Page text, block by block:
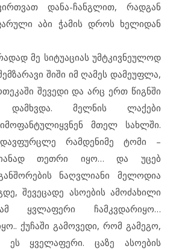
დანა-ჩანგლით, რადგან
აბი ჭამის დროს ხელიდან
მე სიტუაციას უმტკივნეულოდ
შიში იმ ღამეს დამეუფლა,
შევედი და არც ერთ წიგნში
მელნის ლაქები
მთელ სახლში.
რამდენიმე ტომი –
თეთრი იყო… და უცებ
ნაღვლიანი მელოდია
შევეცადე ასოების ამოძახილი
ყვლაფერი ჩამკვდარიყო…
ქუჩაში გამოვედი, რომ გამეგო,
ეს ყველაფერი. ცაზე ასოების